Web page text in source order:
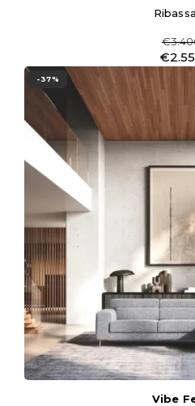
-37%
Vibe